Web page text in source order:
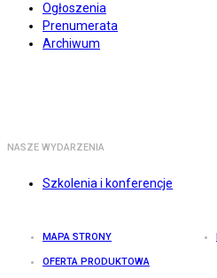
Ogłoszenia
Prenumerata
Archiwum
NASZE WYDARZENIA
Szkolenia i konferencje
MAPA STRONY
OFERTA PRODUKTOWA